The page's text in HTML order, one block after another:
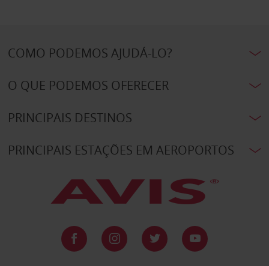
COMO PODEMOS AJUDÁ-LO?
O QUE PODEMOS OFERECER
PRINCIPAIS DESTINOS
PRINCIPAIS ESTAÇÕES EM AEROPORTOS